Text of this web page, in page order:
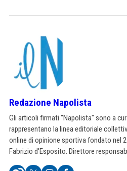
Redazione Napolista
Gli articoli firmati "Napolista" sono a
rappresentano la linea editoriale
online di opinione sportiva fondato nel
Fabrizio d'Esposito. Direttore